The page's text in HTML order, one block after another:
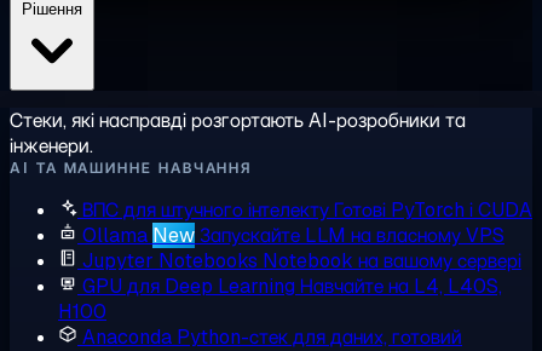
Стеки, які насправді розгортають AI-розробники та
інженери.
AI ТА МАШИННЕ НАВЧАННЯ
ВПС для штучного інтелектуГотові PyTorch і CUDA
Ollama NewЗапускайте LLM на власному VPS
Jupyter Notebooks Notebook на вашому сервері
GPU для Deep Learning Навчайте на L4, L40S,
H100
Anaconda Python-стек для даних, готовий